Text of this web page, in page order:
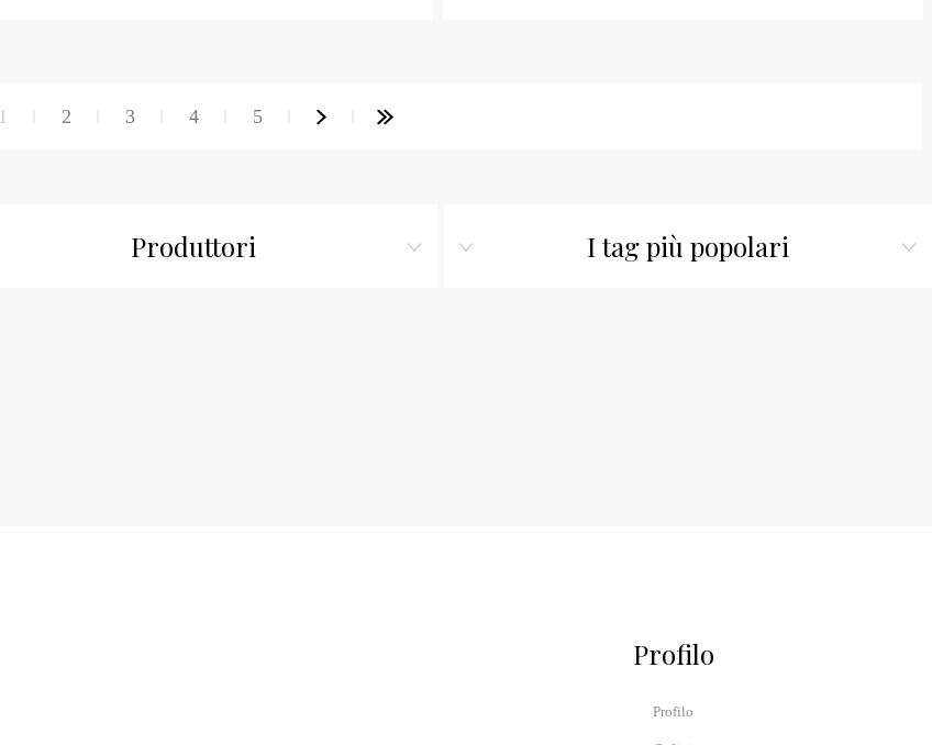
1 2 3 4 5
Produttori I tag più popolari
Profilo
Profilo